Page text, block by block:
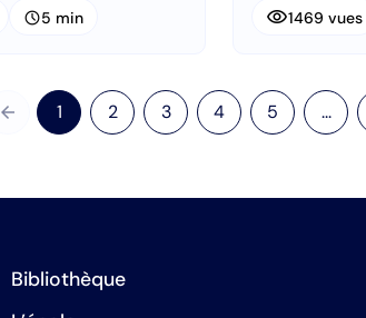
schedule5 min visibility1469 vues
arrow_backPrécédent
1 2 3 4 5 ...
Bibliothèque